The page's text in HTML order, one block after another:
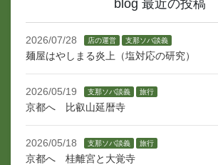
ー
シ
ョ
ン
blog 最近の投稿
2026/07/28 店の運営 支那ソバ談義
麺屋はやしまる炎上（塩対応の研究）
2026/05/19 支那ソバ談義 旅行
京都へ 比叡山延暦寺
2026/05/18 支那ソバ談義 旅行
京都へ 桂離宮と大覚寺